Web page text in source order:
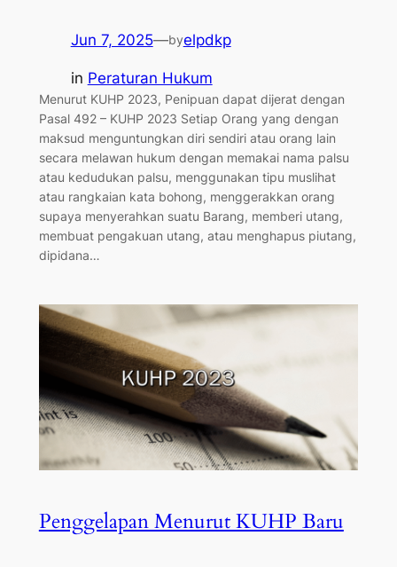
Jun 7, 2025—byelpdkp
in Peraturan Hukum
Menurut KUHP 2023, Penipuan dapat dijerat dengan
Pasal 492 – KUHP 2023 Setiap Orang yang dengan
maksud menguntungkan diri sendiri atau orang lain
secara melawan hukum dengan memakai nama palsu
atau kedudukan palsu, menggunakan tipu muslihat
atau rangkaian kata bohong, menggerakkan orang
supaya menyerahkan suatu Barang, memberi utang,
membuat pengakuan utang, atau menghapus piutang,
dipidana…
Penggelapan Menurut KUHP Baru